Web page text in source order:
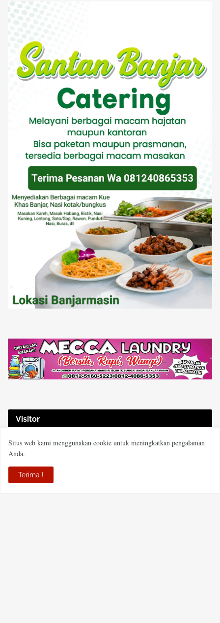
Visitor
Situs web kami menggunakan cookie untuk meningkatkan pengalaman
Anda.
Terima !